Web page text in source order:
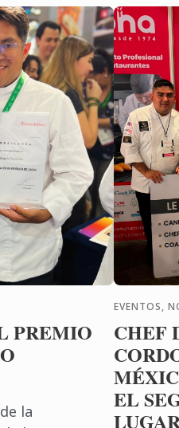
PREMIO
la
EVENTOS,
CHEF
EL